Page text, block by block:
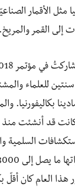
مثل الأقمار
إلى القمر والمريخ.
للعلماء
بكاليفورنيا.
السلمية
هذا العام كان أقلّ